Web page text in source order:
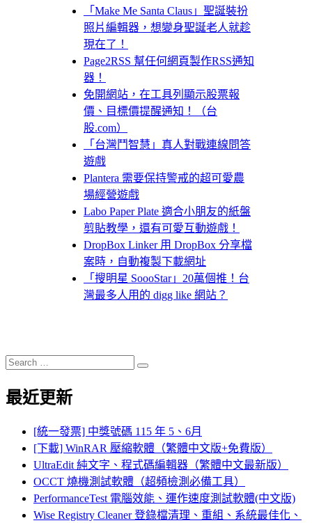
「Make Me Santa Claus」聖誕裝扮
照片編輯器，想變身聖誕老人就趁
現在了！
Page2RSS 幫任何網頁製作RSS通知
器！
免開網站，在工具列顯示股票報
價、目標價提醒通知！（台
股.com）
「台灣鬥智慧」真人對戰連線問答
遊戲
Plantera 需要保持警戒的超可愛農
場經營遊戲
Labo Paper Plate 適合小朋友的紙盤
剪貼教學，還有可愛互動遊戲！
DropBox Linker 用 DropBox 分享檔
案時，自動複製下載網址
「搜明星 SoooStar」20萬個推！台
灣最多人用的 digg like 網站？
Search
for:
Search
最近更新
[統一發票] 中獎號碼 115 年 5、6月
[下載] WinRAR 壓縮軟體（繁體中文版+免費版）
UltraEdit 純文字、程式碼編輯器（繁體中文最新版）
OCCT 燒機測試軟體（超頻檢測必備工具）
PerformanceTest 電腦效能、運作速度測試軟體(中文版)
Wise Registry Cleaner 登錄檔清理、重組、系統最佳化、